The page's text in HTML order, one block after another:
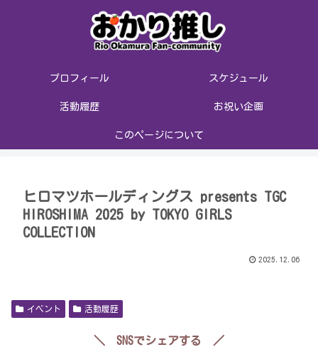
プロフィール スケジュール
活動履歴 お祝い企画
このページについて
ヒロマツホールディングス presents TGC
HIROSHIMA 2025 by TOKYO GIRLS
COLLECTION
2025.12.06
イベント 活動履歴
＼ SNSでシェアする ／